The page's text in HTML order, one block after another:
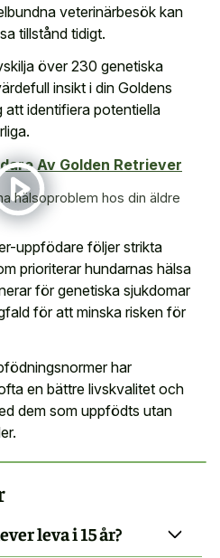
veterinärbesök kan
tillstånd tidigt.
över 230 genetiska
insikt i din Goldens
att identifiera potentiella
Av Golden Retriever
hälsoproblem hos din äldre
uppfödare följer strikta
prioriterar hundarnas hälsa
för genetiska sjukdomar
för att minska risken för
har
en bättre livskvalitet och
dem som uppfödts utan
leva i 15 år?